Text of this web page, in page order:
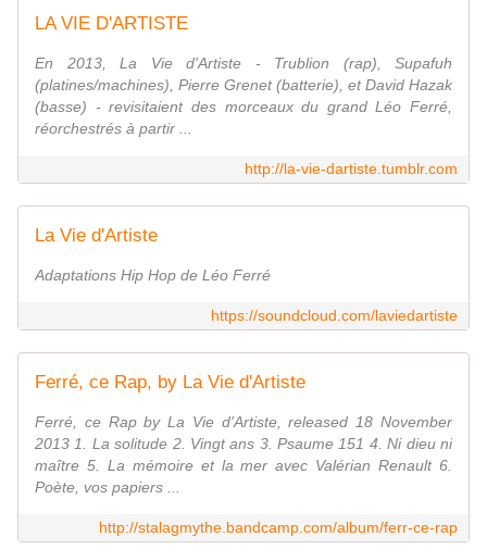
LA VIE D'ARTISTE
En 2013, La Vie d'Artiste - Trublion (rap), Supafuh
(platines/machines), Pierre Grenet (batterie), et David Hazak
(basse) - revisitaient des morceaux du grand Léo Ferré,
réorchestrés à partir ...
http://la-vie-dartiste.tumblr.com
La Vie d'Artiste
Adaptations Hip Hop de Léo Ferré
https://soundcloud.com/laviedartiste
Ferré, ce Rap, by La Vie d'Artiste
Ferré, ce Rap by La Vie d'Artiste, released 18 November
2013 1. La solitude 2. Vingt ans 3. Psaume 151 4. Ni dieu ni
maître 5. La mémoire et la mer avec Valérian Renault 6.
Poète, vos papiers ...
http://stalagmythe.bandcamp.com/album/ferr-ce-rap